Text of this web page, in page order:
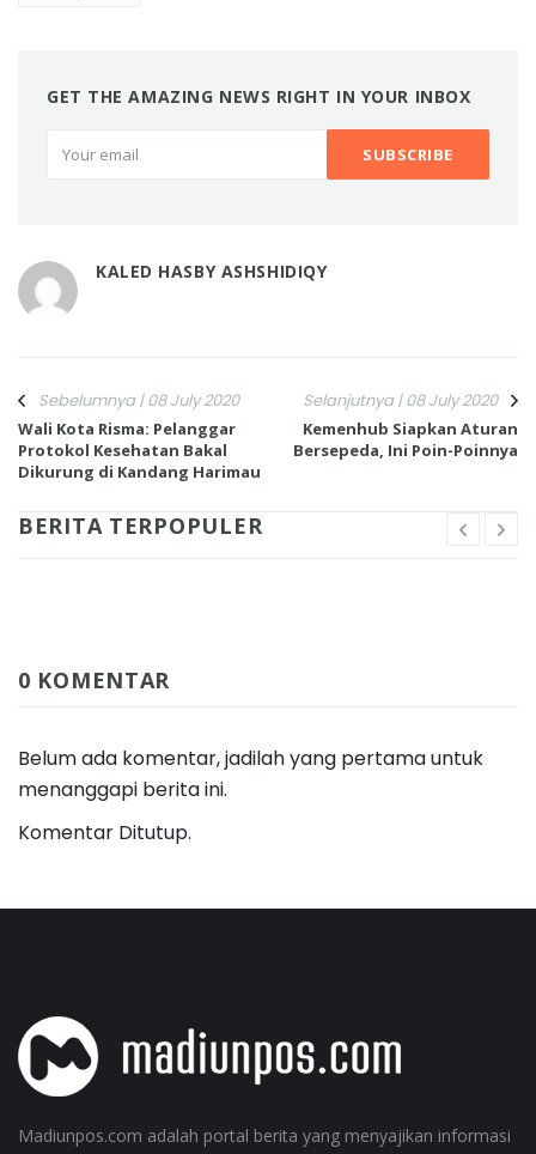
GET THE AMAZING NEWS RIGHT IN YOUR INBOX
KALED HASBY ASHSHIDIQY
Sebelumnya | 08 July 2020
Wali Kota Risma: Pelanggar
Protokol Kesehatan Bakal
Dikurung di Kandang Harimau
Selanjutnya | 08 July 2020
Kemenhub Siapkan Aturan
Bersepeda, Ini Poin-Poinnya
BERITA TERPOPULER
0 KOMENTAR
Belum ada komentar, jadilah yang pertama untuk
menanggapi berita ini.
Komentar Ditutup.
Madiunpos.com adalah portal berita yang menyajikan informasi